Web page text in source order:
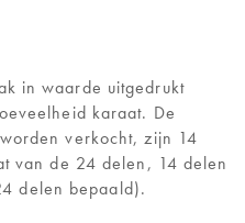
in waarde uitgedrukt
karaat. De
verkocht, zijn 14
van de 24 delen, 14 delen
delen bepaald).